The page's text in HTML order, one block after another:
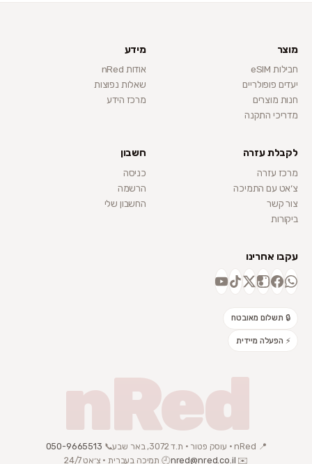
מוצר
חבילות eSIM
יעדים פופולריים
חנות מוצרים
מדריכי התקנה
מידע
אודות nRed
שאלות נפוצות
מרכז הידע
לקבלת עזרה
מרכז עזרה
צ׳אט עם התמיכה
צור קשר
ביקורות
חשבון
כניסה
הרשמה
החשבון שלי
עקבו אחרינו
🔒 תשלום מאובטח
⚡ הפעלה מיידית
nRed 📍 nRed · עוסק פטור · ת.ד 3072, באר שבע 📞
050-9665513
✉️
nred@nred.co.il🕘 תמיכה בעברית · צ׳אט 24/7